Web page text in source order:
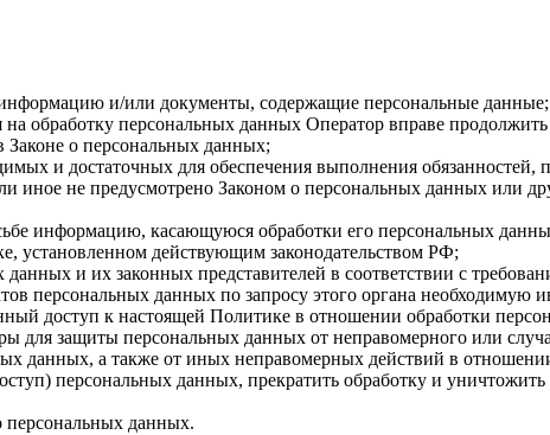
и/или документы, содержащие персональные данные;
обработку персональных данных Оператор вправе
о персональных данных;
и достаточных для обеспечения выполнения
иное не предусмотрено Законом о персональных данных или
информацию, касающуюся обработки его персональных
установленном действующим законодательством РФ;
и их законных представителей в соответствии с
персональных данных по запросу этого органа необходимую
доступ к настоящей Политике в отношении обработки
для защиты персональных данных от неправомерного или
данных, а также от иных неправомерных действий в
персональных данных, прекратить обработку и
персональных данных.